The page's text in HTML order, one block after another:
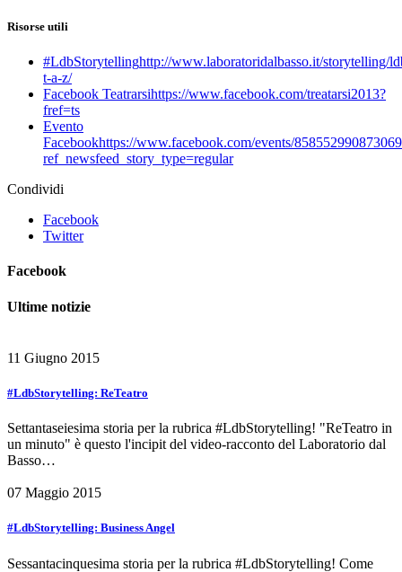
Risorse utili
#LdbStorytellinghttp://www.laboratoridalbasso.it/storytelling/
t-a-z/
Facebook Teatrarsihttps://www.facebook.com/treatarsi2013?
fref=ts
Evento
Facebookhttps://www.facebook.com/events/
ref_newsfeed_story_type=regular
Condividi
Facebook
Twitter
Facebook
Ultime notizie
11 Giugno 2015
#LdbStorytelling: ReTeatro
Settantaseiesima storia per la rubrica #LdbStorytelling! "ReTeatro in
un minuto" è questo l'incipit del video-racconto del Laboratorio dal
Basso…
07 Maggio 2015
#LdbStorytelling: Business Angel
Sessantacinquesima storia per la rubrica #LdbStorytelling! Come